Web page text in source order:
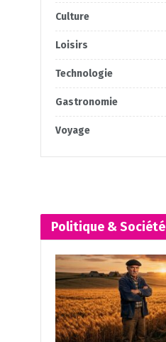
Culture
Loisirs
Technologie
Gastronomie
Voyage
Politique & Société